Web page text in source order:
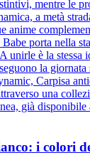
mentre le
a metà
anime
porta nella
unirle è la stessa
la
Carpisa
una
già
i colori